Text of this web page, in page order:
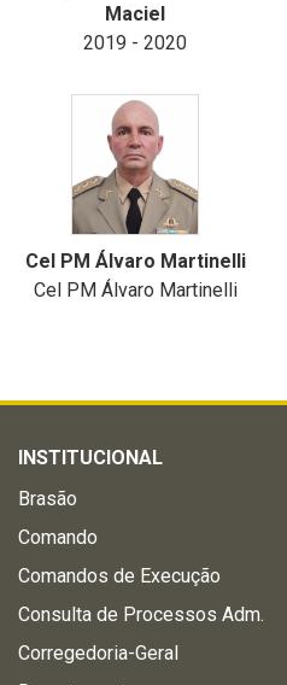
Maciel
2019 - 2020
Cel PM Álvaro Martinelli
Cel PM Álvaro Martinelli
INSTITUCIONAL
Brasão
Comando
Comandos de Execução
Consulta de Processos Adm.
Corregedoria-Geral